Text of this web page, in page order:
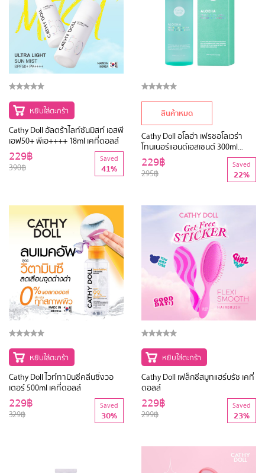
หยิบใส่ตะกร้า
Cathy Doll อัลตร้าไลท์ซันมิสท์ เอสพี
เอฟ50+ พีเอ++++ 18ml เคที่ดอลล์
390฿
229฿ Saved
41%
สินค้าหมด
Cathy Doll อโลฮ่า เฟรชอโลเวร่า
โทนเนอร์แอนด์เอสเซนต์ 300ml
(Y2019) เคที่ดอลล์
295฿
229฿ Saved
22%
หยิบใส่ตะกร้า
Cathy Doll ไวท์ทามินซีคลีนซิ่งวอ
เตอร์ 500ml เคที่ดอลล์
329฿
229฿ Saved
30%
หยิบใส่ตะกร้า
Cathy Doll เฟล็กซีสมูทแฮร์บรัช เคที่
ดอลล์
299฿
229฿ Saved
23%